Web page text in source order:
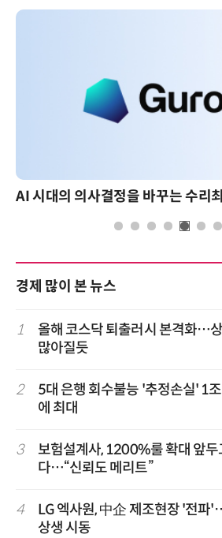
경제 많이 본 뉴스
1
올해 코스닥 퇴출러시 본격화…
많아질듯
2
5대 은행 회수불능 '추정손실' 1
에 최대
3
보험설계사, 1200%룰 확대 앞
다…“신뢰도 메리트”
4
LG 엑사원, 中企 제조현장 '전파
상생 시동